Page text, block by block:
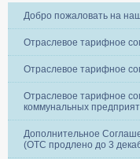
Добро пожаловать на
Отраслевое тарифное
Отраслевое тарифное
Отраслевое тарифное
коммунальных
Дополнительное
(ОТС продлено до 3